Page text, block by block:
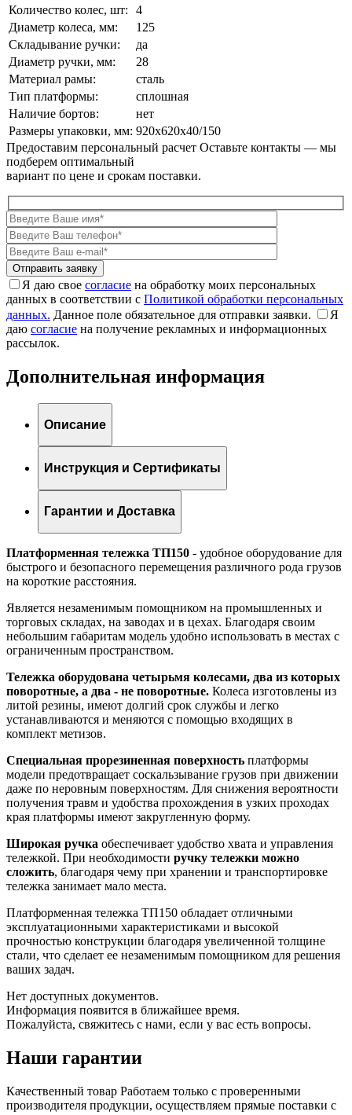
Количество колес, шт:
4
Диаметр колеса, мм:
125
Складывание ручки:
да
Диаметр ручки, мм:
28
Материал рамы:
сталь
Тип платформы:
сплошная
Наличие бортов:
нет
Размеры упаковки, мм: 920x620x40/150
Предоставим персональный расчет Оставьте контакты — мы
подберем оптимальный
вариант по цене и срокам поставки.
Я даю свое согласие на обработку моих персональных
данных в соответствии с Политикой обработки персональных
данных. Данное поле обязательное для отправки заявки.
Я
даю согласие на получение рекламных и информационных
рассылок.
Дополнительная информация
Описание
Инструкция и Сертификаты
Гарантии и Доставка
Платформенная тележка ТП150 - удобное оборудование для
быстрого и безопасного перемещения различного рода грузов
на короткие расстояния.
Является незаменимым помощником на промышленных и
торговых складах, на заводах и в цехах. Благодаря своим
небольшим габаритам модель удобно использовать в местах с
ограниченным пространством.
Тележка оборудована четырьмя колесами, два из которых
поворотные, а два - не поворотные. Колеса изготовлены из
литой резины, имеют долгий срок службы и легко
устанавливаются и меняются с помощью входящих в
комплект метизов.
Специальная прорезиненная поверхность платформы
модели предотвращает соскальзывание грузов при движении
даже по неровным поверхностям. Для снижения вероятности
получения травм и удобства прохождения в узких проходах
края платформы имеют закругленную форму.
Широкая ручка обеспечивает удобство хвата и управления
тележкой. При необходимости ручку тележки можно
сложить, благодаря чему при хранении и транспортировке
тележка занимает мало места.
Платформенная тележка ТП150 обладает отличными
эксплуатационными характеристиками и высокой
прочностью конструкции благодаря увеличенной толщине
стали, что сделает ее незаменимым помощником для решения
ваших задач.
Нет доступных документов.
Информация появится в ближайшее время.
Пожалуйста, свяжитесь с нами, если у вас есть вопросы.
Наши гарантии
Качественный товар Работаем только с проверенными
производителя продукции, осуществляем прямые поставки с